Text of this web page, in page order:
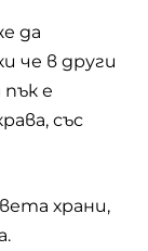
да
че в други
е
със
храни,